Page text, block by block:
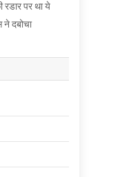
रडार पर था ये
दबोचा